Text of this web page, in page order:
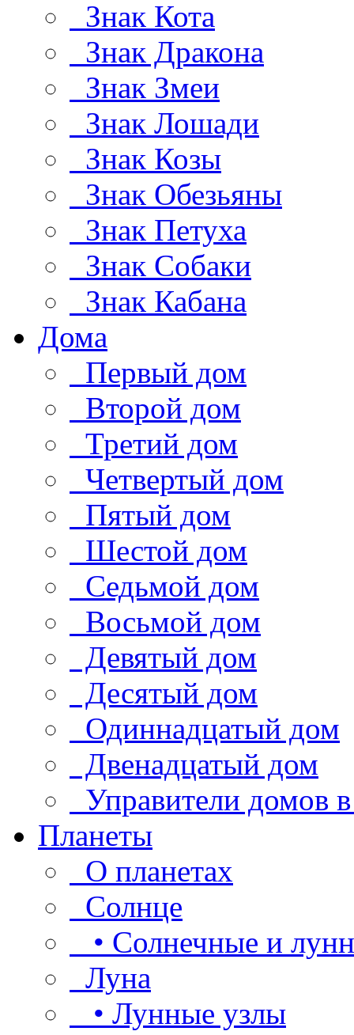
Знак Кота
Знак Дракона
Знак Змеи
Знак Лошади
Знак Козы
Знак Обезьяны
Знак Петуха
Знак Собаки
Знак Кабана
Дома
Первый дом
Второй дом
Третий дом
Четвертый дом
Пятый дом
Шестой дом
Седьмой дом
Восьмой дом
Девятый дом
Десятый дом
Одиннадцатый дом
Двенадцатый дом
Управители домов
Планеты
О планетах
Солнце
• Солнечные и
Луна
• Лунные узлы